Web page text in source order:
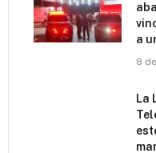
a
8
La